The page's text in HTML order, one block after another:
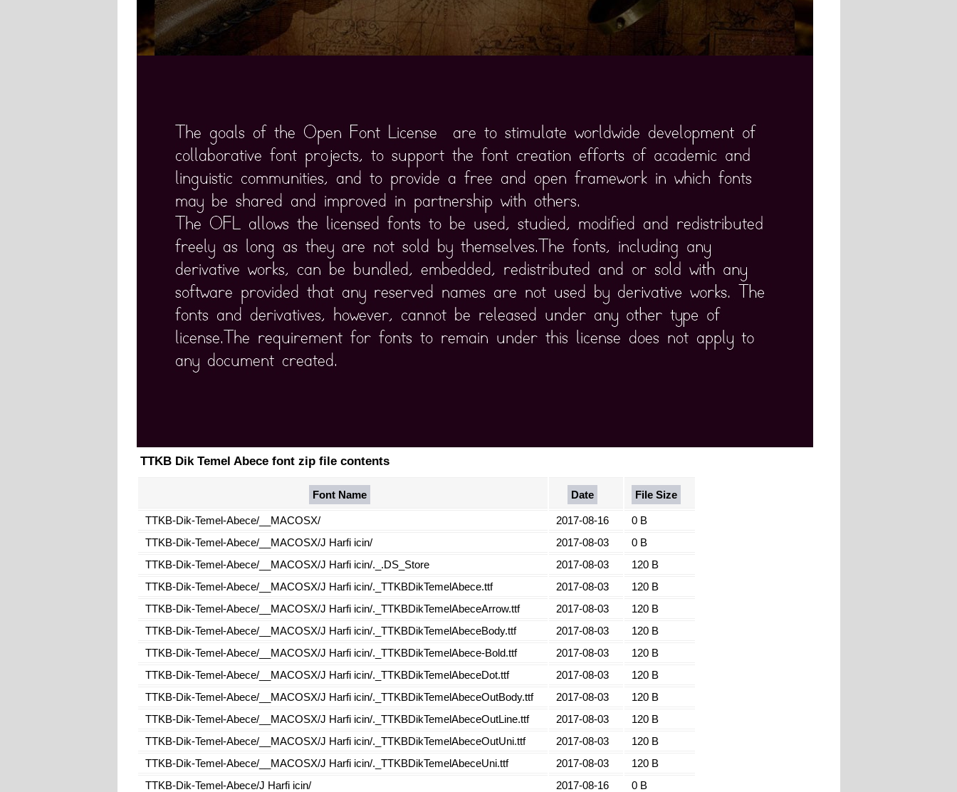
TTKB Dik Temel Abece font zip file contents
Font Name Date File Size
TTKB-Dik-Temel-Abece/__MACOSX/ 2017-08-16
0 B
TTKB-Dik-Temel-Abece/__MACOSX/J Harfi icin/
2017-08-03
0 B
TTKB-Dik-Temel-Abece/__MACOSX/J Harfi icin/._.DS_Store
2017-08-03
120 B
TTKB-Dik-Temel-Abece/__MACOSX/J Harfi icin/._TTKBDikTemelAbece.ttf
2017-08-03
120 B
TTKB-Dik-Temel-Abece/__MACOSX/J Harfi icin/._TTKBDikTemelAbeceArrow.ttf
2017-08-03
120 B
TTKB-Dik-Temel-Abece/__MACOSX/J Harfi icin/._TTKBDikTemelAbeceBody.ttf
2017-08-03
120 B
TTKB-Dik-Temel-Abece/__MACOSX/J Harfi icin/._TTKBDikTemelAbece-Bold.ttf
2017-08-03
120 B
TTKB-Dik-Temel-Abece/__MACOSX/J Harfi icin/._TTKBDikTemelAbeceDot.ttf
2017-08-03
120 B
TTKB-Dik-Temel-Abece/__MACOSX/J Harfi icin/._TTKBDikTemelAbeceOutBody.ttf
2017-08-03
120 B
TTKB-Dik-Temel-Abece/__MACOSX/J Harfi icin/._TTKBDikTemelAbeceOutLine.ttf
2017-08-03
120 B
TTKB-Dik-Temel-Abece/__MACOSX/J Harfi icin/._TTKBDikTemelAbeceOutUni.ttf
2017-08-03
120 B
TTKB-Dik-Temel-Abece/__MACOSX/J Harfi icin/._TTKBDikTemelAbeceUni.ttf
2017-08-03
120 B
TTKB-Dik-Temel-Abece/J Harfi icin/
2017-08-16 0 B